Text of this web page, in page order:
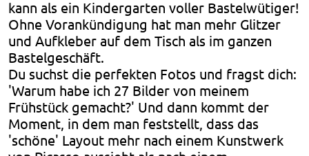
kann als ein Kindergarten voller Bastelwütiger!
Ohne Vorankündigung hat man mehr Glitzer
und Aufkleber auf dem Tisch als im ganzen
Bastelgeschäft.
Du suchst die perfekten Fotos und fragst dich:
'Warum habe ich 27 Bilder von meinem
Frühstück gemacht?' Und dann kommt der
Moment, in dem man feststellt, dass das
'schöne' Layout mehr nach einem Kunstwerk